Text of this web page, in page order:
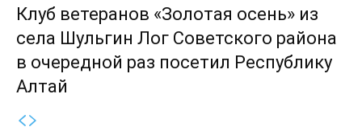
Клуб ветеранов «Золотая осень» из
села Шульгин Лог Советского района
в очередной раз посетил Республику
Алтай